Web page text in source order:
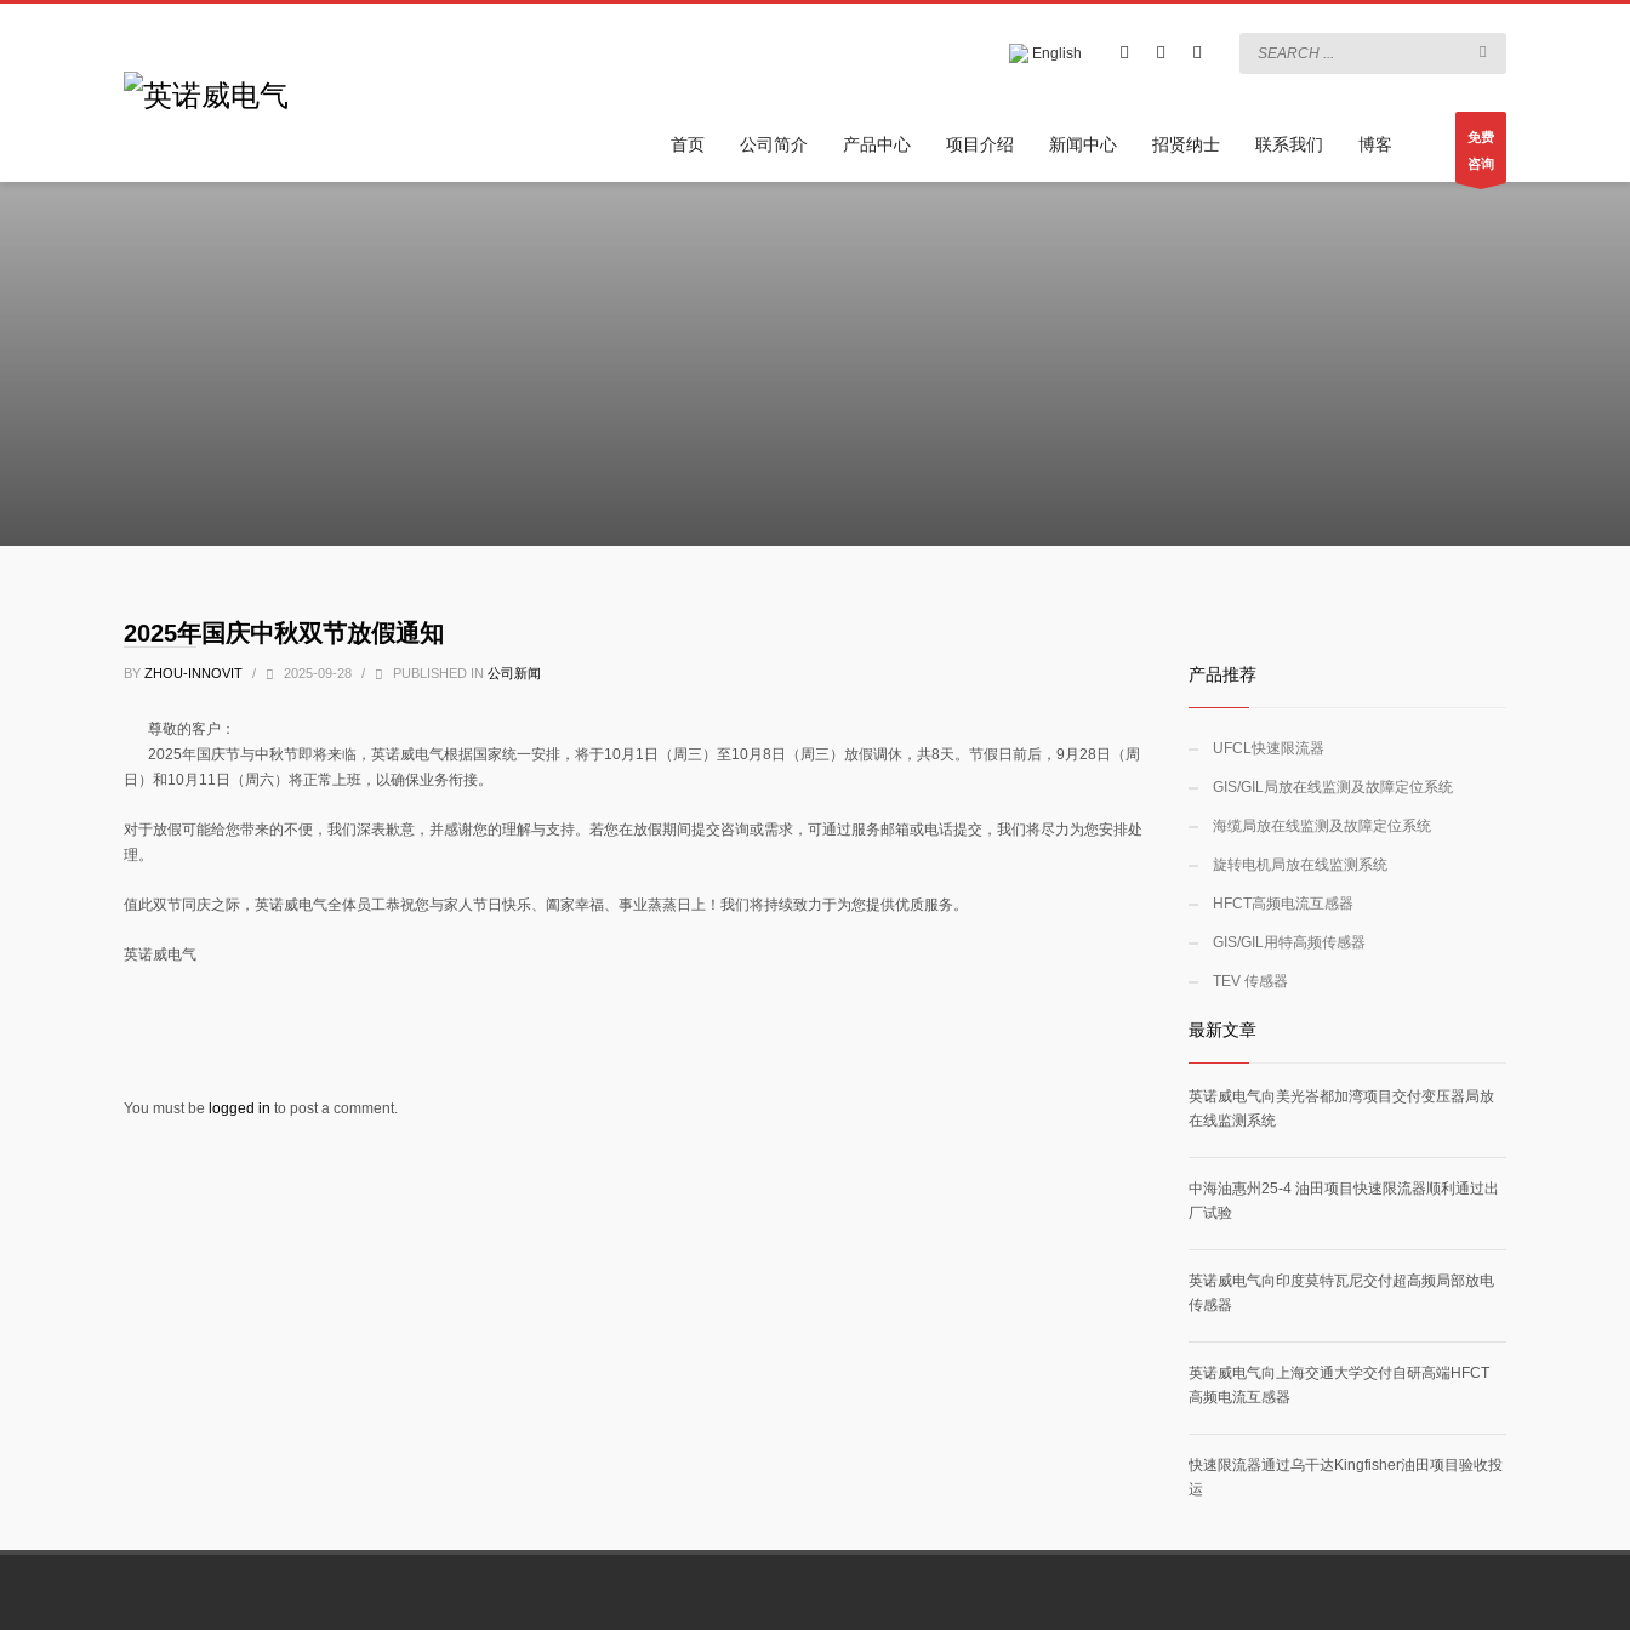
English
首页 公司简介 产品中心 项目介绍 新闻中心 招贤纳士 联系我们 博客
免费
咨询
2025年国庆中秋双节放假通知
BY ZHOU-INNOVIT / 2025-09-28 / PUBLISHED IN 公司新闻
尊敬的客户：
2025年国庆节与中秋节即将来临，英诺威电气根据国家统一安排，将于10月1日（周三）至10月8日（周三）放假调休，共8天。节假日前后，9月28日（周
日）和10月11日（周六）将正常上班，以确保业务衔接。
对于放假可能给您带来的不便，我们深表歉意，并感谢您的理解与支持。若您在放假期间提交咨询或需求，可通过服务邮箱或电话提交，我们将尽力为您安排处
理。
值此双节同庆之际，英诺威电气全体员工恭祝您与家人节日快乐、阖家幸福、事业蒸蒸日上！我们将持续致力于为您提供优质服务。
英诺威电气
You must be logged in to post a comment.
产品推荐
UFCL快速限流器
GIS/GIL局放在线监测及故障定位系统
海缆局放在线监测及故障定位系统
旋转电机局放在线监测系统
HFCT高频电流互感器
GIS/GIL用特高频传感器
TEV 传感器
最新文章
英诺威电气向美光峇都加湾项目交付变压器局放
在线监测系统
中海油惠州25-4 油田项目快速限流器顺利通过出
厂试验
英诺威电气向印度莫特瓦尼交付超高频局部放电
传感器
英诺威电气向上海交通大学交付自研高端HFCT
高频电流互感器
快速限流器通过乌干达Kingfisher油田项目验收投
运